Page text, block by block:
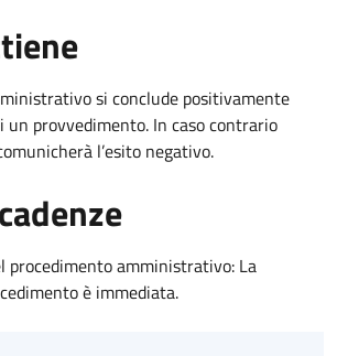
si conclude positivamente
un provvedimento. In caso contrario
l’esito negativo.
procedimento amministrativo: La
è immediata.